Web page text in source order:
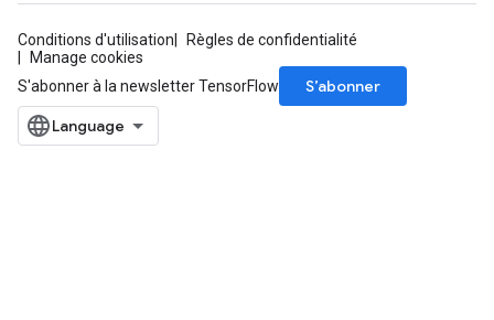
Conditions d'utilisation
Règles de confidentialité
Manage cookies
S'abonner à la newsletter TensorFlow
S’abonner